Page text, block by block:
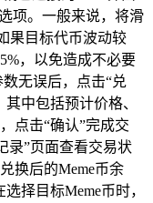
项。一般来说，将滑
果目标代币波动较
，以免造成不必要
无误后，点击“兑
中包括预计价格、
点击“确认”完成交
录”页面查看交易状
换后的Meme币余
择目标Meme币时，